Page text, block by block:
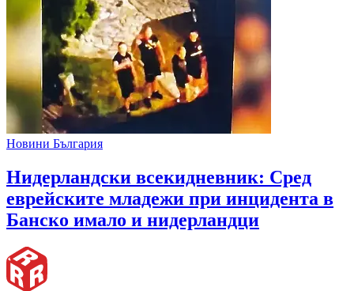
Новини България
Нидерландски всекидневник: Сред
еврейските младежи при инцидента в
Банско имало и нидерландци